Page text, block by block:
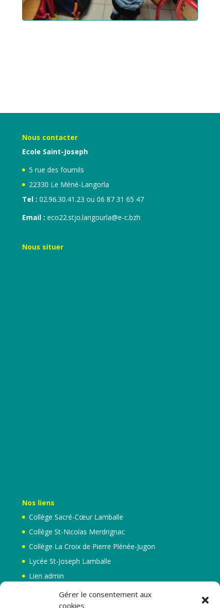
Gérer le consentement aux
cookies
Nous contacter
Ecole Saint-Joseph
5 rue des fournils
22330 Le Méné-Langorla
Tel : 02.96.30.41.23 ou 06 87 31 65 47
Email : eco22.stjo.langourla@e-c.bzh
Nous situer
Nos liens
Collège Sacré-Cœur Lamballe
Collège St-Nicolas Merdrignac
Collège La Croix de Pierre Plénée-Jugon
Lycée St-Joseph Lamballe
Lien admin
Mentions légales